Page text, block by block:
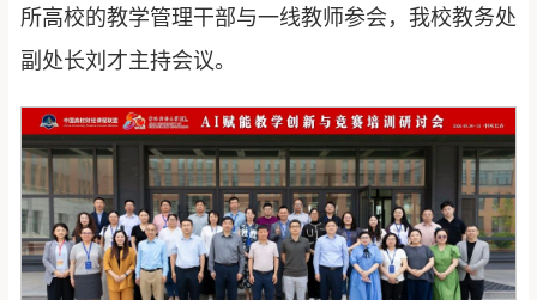
所高校的教学管理干部与一线教师参会，我校教务处
副处长刘才主持会议。